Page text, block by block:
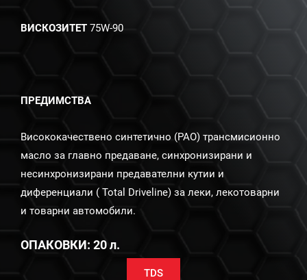
ВИСКОЗИТЕТ 75W-90
ПРЕДИМСТВА
Висококачествено синтетично (PAO) трансмисионно
масло за главно предаване, синхронизирани и
несинхронизирани предавателни кутии и
диференциали ( Total Driveline) за леки, лекотоварни
и товарни автомобили.
ОПАКОВКИ: 20 л.
TDS